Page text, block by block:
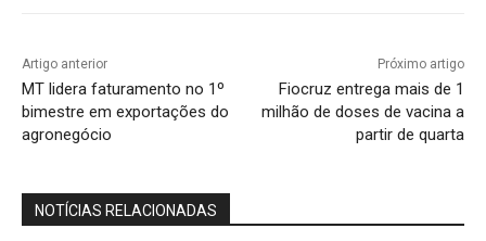
Artigo anterior
MT lidera faturamento no 1º
bimestre em exportações do
agronegócio
Próximo artigo
Fiocruz entrega mais de 1
milhão de doses de vacina a
partir de quarta
NOTÍCIAS RELACIONADAS